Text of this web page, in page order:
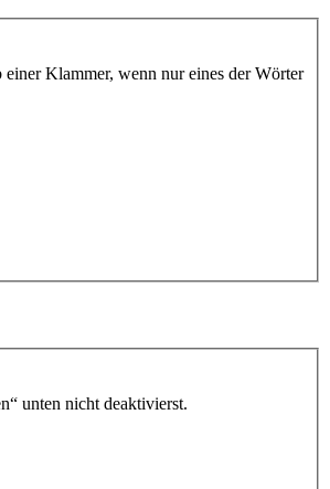
einer Klammer, wenn nur eines der Wörter
unten nicht deaktivierst.